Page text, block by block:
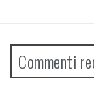
Commenti